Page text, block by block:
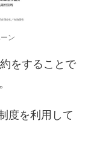
ン
をすることで
度を利用して